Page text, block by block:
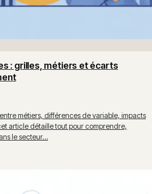
: grilles, métiers et écarts
métiers, différences de variable, impacts
article détaille tout pour comprendre,
le secteur…